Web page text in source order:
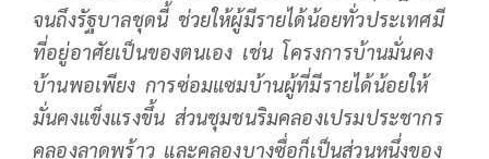
จนถึงรัฐบาลชุดนี้ ช่วยให้ผู้มีรายได้น้อยทั่วประเทศมี
ที่อยู่อาศัยเป็นของตนเอง เช่น โครงการบ้านมั่นคง
บ้านพอเพียง การซ่อมแซมบ้านผู้ที่มีรายได้น้อยให้
มั่นคงแข็งแรงขึ้น ส่วนชุมชนริมคลองเปรมประชากร
คลองลาดพร้าว และคลองบางซื่อก็เป็นส่วนหนึ่งของ